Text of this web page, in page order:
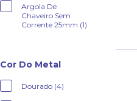
Argola De
Chaveiro Sem
Corrente 25mm (1)
Cor Do Metal
Dourado (4)